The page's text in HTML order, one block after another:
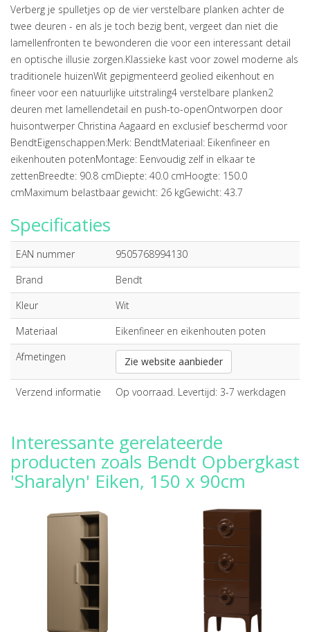
Verberg je spulletjes op de vier verstelbare planken achter de
twee deuren - en als je toch bezig bent, vergeet dan niet die
lamellenfronten te bewonderen die voor een interessant detail
en optische illusie zorgen.Klassieke kast voor zowel moderne als
traditionele huizenWit gepigmenteerd geolied eikenhout en
fineer voor een natuurlijke uitstraling4 verstelbare planken2
deuren met lamellendetail en push-to-openOntworpen door
huisontwerper Christina Aagaard en exclusief beschermd voor
BendtEigenschappen:Merk: BendtMateriaal: Eikenfineer en
eikenhouten potenMontage: Eenvoudig zelf in elkaar te
zettenBreedte: 90.8 cmDiepte: 40.0 cmHoogte: 150.0
cmMaximum belastbaar gewicht: 26 kgGewicht: 43.7
Specificaties
EAN nummer
9505768994130
Brand
Bendt
Kleur
Wit
Materiaal
Eikenfineer en eikenhouten poten
Afmetingen
Zie website aanbieder
Verzend informatie Op voorraad. Levertijd: 3-7 werkdagen
Interessante gerelateerde
producten zoals Bendt Opbergkast
'Sharalyn' Eiken, 150 x 90cm